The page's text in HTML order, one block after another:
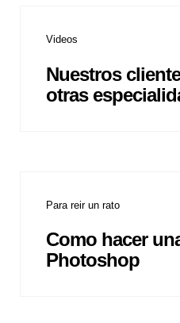
Videos
Nuestros
otras
Para reir un rato
Como hacer
Photoshop